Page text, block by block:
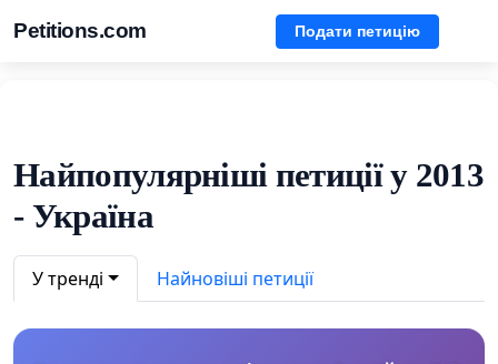
Petitions.com Подати петицію
Найпопулярніші петиції у 2013
- Україна
У тренді Найновіші петиції